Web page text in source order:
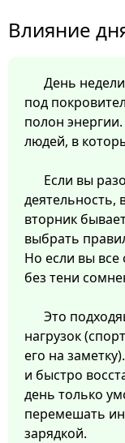
Влияние
День
под
полон
людей, в
Если вы
деятельность,
вторник
выбрать
Но если вы все
без тени
Это
нагрузок
его на
и быстро
день только
перемешать
зарядкой.